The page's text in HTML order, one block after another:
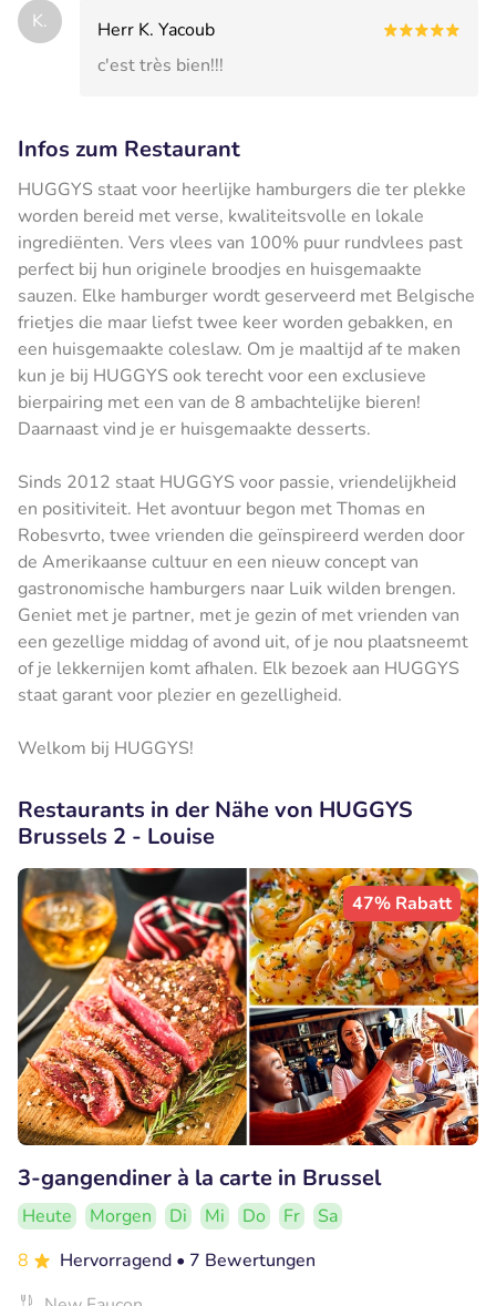
K.
Herr K. Yacoub
c'est très bien!!!
Infos zum Restaurant
HUGGYS staat voor heerlijke hamburgers die ter plekke
worden bereid met verse, kwaliteitsvolle en lokale
ingrediënten. Vers vlees van 100% puur rundvlees past
perfect bij hun originele broodjes en huisgemaakte
sauzen. Elke hamburger wordt geserveerd met Belgische
frietjes die maar liefst twee keer worden gebakken, en
een huisgemaakte coleslaw. Om je maaltijd af te maken
kun je bij HUGGYS ook terecht voor een exclusieve
bierpairing met een van de 8 ambachtelijke bieren!
Daarnaast vind je er huisgemaakte desserts.
Sinds 2012 staat HUGGYS voor passie, vriendelijkheid
en positiviteit. Het avontuur begon met Thomas en
Robesvrto, twee vrienden die geïnspireerd werden door
de Amerikaanse cultuur en een nieuw concept van
gastronomische hamburgers naar Luik wilden brengen.
Geniet met je partner, met je gezin of met vrienden van
een gezellige middag of avond uit, of je nou plaatsneemt
of je lekkernijen komt afhalen. Elk bezoek aan HUGGYS
staat garant voor plezier en gezelligheid.
Welkom bij HUGGYS!
Restaurants in der Nähe von HUGGYS
Brussels 2 - Louise
47% Rabatt
3-gangendiner à la carte in Brussel
Heute Morgen Di Mi Do Fr
Sa
8
Hervorragend • 7 Bewertungen